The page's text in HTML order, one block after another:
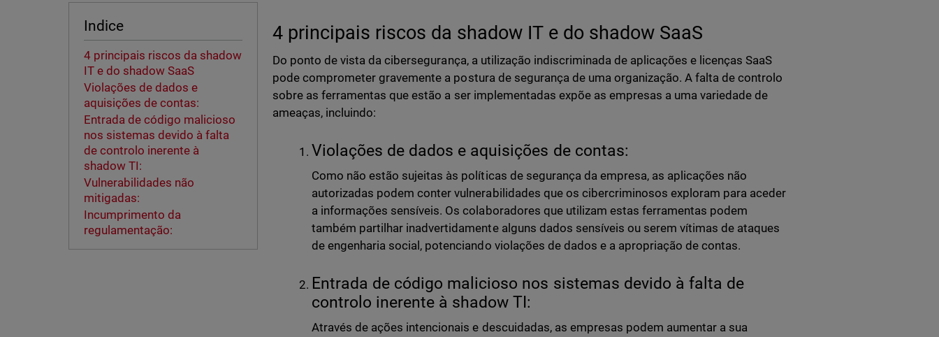
Indice
4 principais riscos da shadow
IT e do shadow SaaS
Violações de dados e
aquisições de contas:
Entrada de código malicioso
nos sistemas devido à falta
de controlo inerente à
shadow TI:
Vulnerabilidades não
mitigadas:
Incumprimento da
regulamentação:
4 principais riscos da shadow IT e do shadow SaaS
Do ponto de vista da cibersegurança, a utilização indiscriminada de aplicações e licenças SaaS
pode comprometer gravemente a postura de segurança de uma organização. A falta de controlo
sobre as ferramentas que estão a ser implementadas expõe as empresas a uma variedade de
ameaças, incluindo:
Violações de dados e aquisições de contas:
Como não estão sujeitas às políticas de segurança da empresa, as aplicações não
autorizadas podem conter vulnerabilidades que os cibercriminosos exploram para aceder
a informações sensíveis. Os colaboradores que utilizam estas ferramentas podem
também partilhar inadvertidamente alguns dados sensíveis ou serem vítimas de ataques
de engenharia social, potenciando violações de dados e a apropriação de contas.
Entrada de código malicioso nos sistemas devido à falta de
controlo inerente à shadow TI:
Através de ações intencionais e descuidadas, as empresas podem aumentar a sua